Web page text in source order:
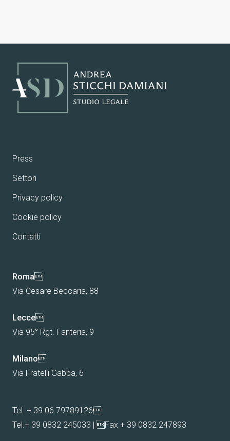
Press
Settori
Privacy policy
Cookie policy
Contatti
Roma
Via Cesare Beccaria, 88
Lecce
Via 95° Rgt. Fanteria, 9
Milano
Via Fratelli Gabba, 6
Tel. + 39 06 79789126
Tel. + 39 0832 245033 | Fax + 39 0832 247893